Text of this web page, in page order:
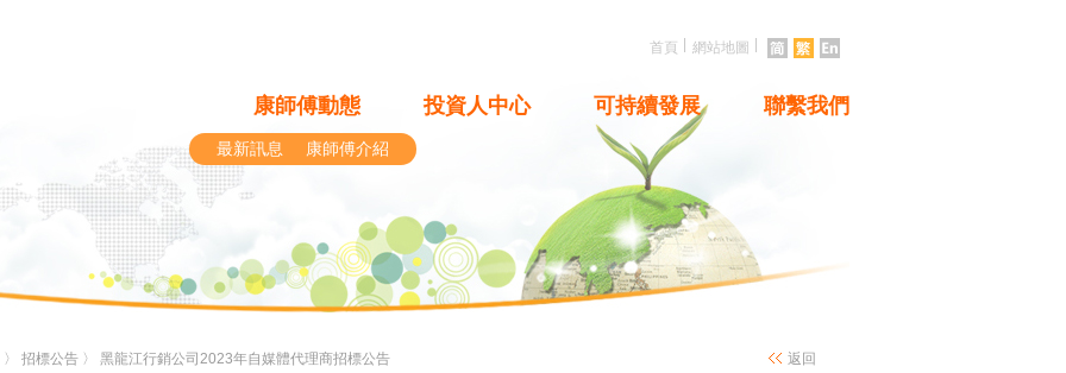
首頁 網站地圖
康師傅動態 投資人中心 可持續發展 聯繫我們
最新訊息 康師傅介紹
〉 招標公告 〉 黑龍江行銷公司2023年自媒體代理商招標公告 返回